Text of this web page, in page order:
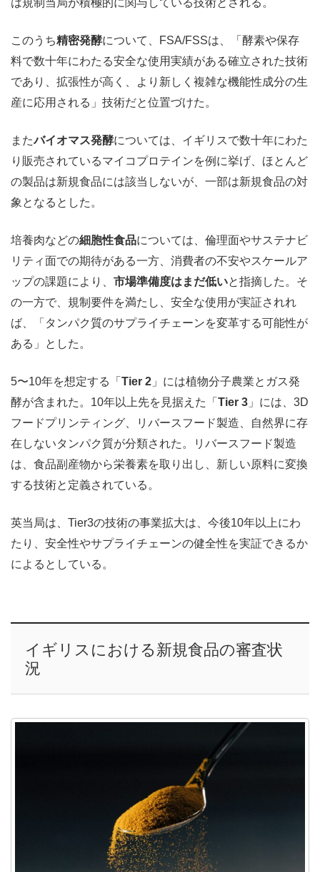
このうち精密発酵について、FSA/FSSは、「酵素や保存
料で数十年にわたる安全な使用実績がある確立された技術
であり、拡張性が高く、より新しく複雑な機能性成分の生
産に応用される」技術だと位置づけた。
またバイオマス発酵については、イギリスで数十年にわた
り販売されているマイコプロテインを例に挙げ、ほとんど
の製品は新規食品には該当しないが、一部は新規食品の対
象となるとした。
培養肉などの細胞性食品については、倫理面やサステナビ
リティ面での期待がある一方、消費者の不安やスケールア
ップの課題により、 市場準備度はまだ低いと指摘した。そ
の一方で、規制要件を満たし、安全な使用が実証されれ
ば、「タンパク質のサプライチェーンを変革する可能性が
ある」とした。
5〜10年を想定する「 Tier 2 」には植物分子農業とガス発
酵が含まれた。10年以上先を見据えた「 Tier 3 」には、3D
フードプリンティング、リバースフード製造、自然界に存
在しないタンパク質が分類された。
リバースフード製造
は、食品副産物から栄養素を取り出し、新しい原料に変換
する技術と定義されている。
英当局は、Tier3の技術の事業拡大は、今後10年以上にわ
たり、安全性やサプライチェーンの健全性を実証できるか
によるとしている。
イギリスにおける新規食品の審査状
況